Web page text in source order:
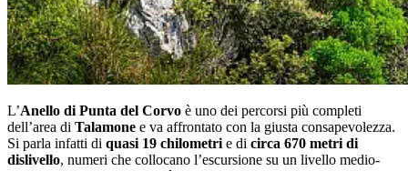
L’Anello di Punta del Corvo è uno dei percorsi più completi
dell’area di Talamone e va affrontato con la giusta consapevolezza.
Si parla infatti di quasi 19 chilometri e di circa 670 metri di
dislivello, numeri che collocano l’escursione su un livello medio-